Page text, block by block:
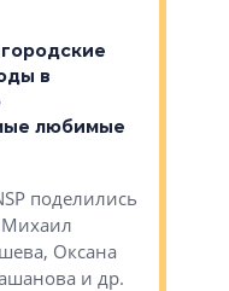
в
любимые
поделились
Михаил
Оксана
и др.